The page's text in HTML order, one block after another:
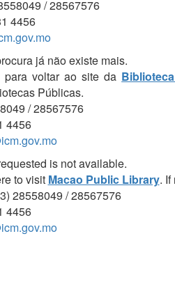
/ 28567576
4456
já não existe mais.
para voltar ao site da
Públicas.
/ 28567576
4456
is not available.
to visit Macao Public Library. If
28558049 / 28567576
4456